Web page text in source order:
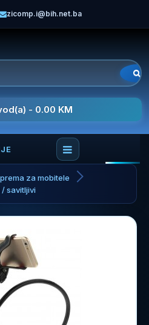
zicomp.i@bih.net.ba
- 0.00 KM
za mobitele
/ savitljivi